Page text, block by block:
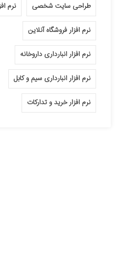
طراحی سایت شخصی نرم
نرم افزار فروشگاه آنلاین
نرم افزار انبارداری داروخانه
نرم افزار انبارداری سیم و کابل
نرم افزار خرید و تدارکات